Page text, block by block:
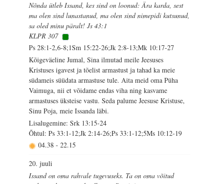
Nõnda ütleb Issand, kes sind on loonud: Ära karda, sest
ma olen sind lunastanud, ma olen sind nimepidi kutsunud,
sa oled minu päralt! Js 43:1
KLPR 307
Ps 28:1-2,6-8;1Sm 15:22-26;Jk 2:8-13;Mk 10:17-27
Kõigeväeline Jumal, Sina ilmutad meile Jeesuses
Kristuses igavest ja tõelist armastust ja tahad ka meie
südameis süüdata armastuse tule. Aita meid oma Püha
Vaimuga, nii et võidame endas viha ning kasvame
armastuses üksteise vastu. Seda palume Jeesuse Kristuse,
Sinu Poja, meie Issanda läbi.
Lisalugemine: Srk 13:15-24
Õhtul: Ps 33:1-12;Jk 2:14-26;Ps 33:1-12;5Ms 10:12-19
04.38 - 22.15
20. juuli
Issand on oma rahvale tugevuseks. Ta on oma võitud